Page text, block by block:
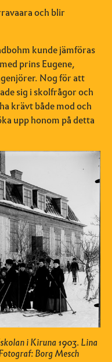
och blir
kunde jämföras
prins Eugene,
Nog för att
sig i skolfrågor och
krävt både mod och
upp honom på detta
i Kiruna 1903. Lina
Borg Mesch